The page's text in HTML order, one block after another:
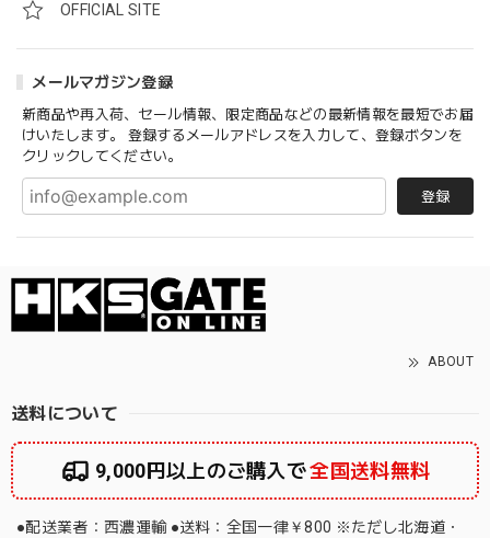
OFFICIAL SITE
メールマガジン登録
新商品や再入荷、セール情報、限定商品などの最新情報を最短でお届
けいたします。 登録するメールアドレスを入力して、登録ボタンを
クリックしてください。
登録
ABOUT
送料について
9,000円以上のご購入で全国送料無料
●配送業者：西濃運輸 ●送料：全国一律￥800 ※ただし北海道・